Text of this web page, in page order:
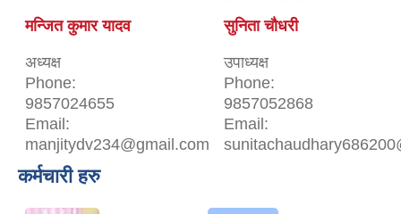
मन्जित कुमार यादव
अध्यक्ष
Phone:
9857024655
Email:
manjitydv234@gmail.com
सुनिता चौधरी
उपाध्यक्ष
Phone:
9857052868
Email:
कर्मचारी हरु